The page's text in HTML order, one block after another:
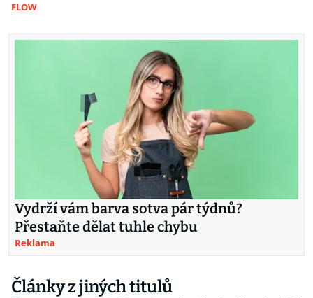
FLOW
Vydrží vám barva sotva pár týdnů?
Přestaňte dělat tuhle chybu
Reklama
Články z jiných titulů